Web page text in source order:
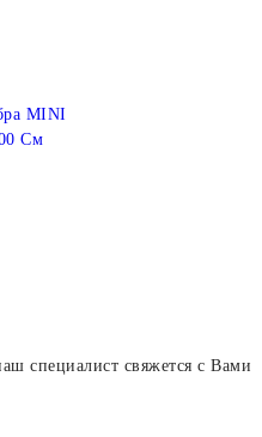
MINI
См
специалист свяжется с Вами